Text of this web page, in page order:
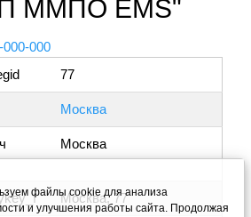
ММПО EMS"
000
77
Москва
Москва
Москва, 77
файлы cookie для анализа
и улучшения работы сайта. Продолжая